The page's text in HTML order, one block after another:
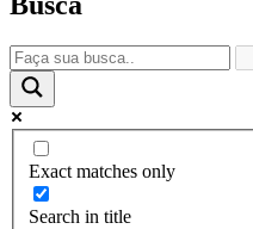
Exact matches only
Search in title